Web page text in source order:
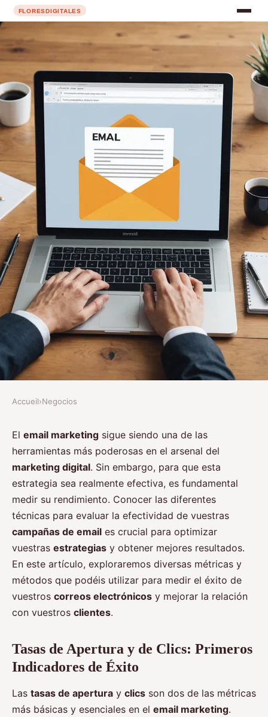
NEGOCIOS
¿Qué técnicas existen para
medir la efectividad de las
campañas de email marketing?
Noah• 27 agosto 2024•5 min de lecture
Accueil›Negocios
El email marketing sigue siendo una de las
herramientas más poderosas en el arsenal del
marketing digital. Sin embargo, para que esta
estrategia sea realmente efectiva, es fundamental
medir su rendimiento. Conocer las diferentes
técnicas para evaluar la efectividad de vuestras
campañas de email es crucial para optimizar
vuestras estrategias y obtener mejores resultados.
En este artículo, exploraremos diversas métricas y
métodos que podéis utilizar para medir el éxito de
vuestros correos electrónicos y mejorar la relación
con vuestros clientes.
Tasas de Apertura y de Clics: Primeros
Indicadores de Éxito
Las tasas de apertura y clics son dos de las métricas
más básicas y esenciales en el email marketing.